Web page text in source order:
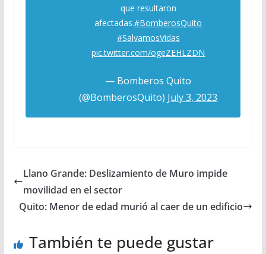
que resultaron
afectadas.#BomberosQuito
#SalvamosVidas
pic.twitter.com/ogeZEHLZDN
— Bomberos Quito
(@BomberosQuito) July 3, 2023
Llano Grande: Deslizamiento de Muro impide
movilidad en el sector
Quito: Menor de edad murió al caer de un edificio
También te puede gustar